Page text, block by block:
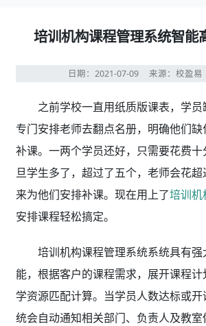
培训机构课程管理系统智能
日期：2021-07-09 来源：校盈
之前学校一直用纸质版课表，学
专门安排老师去翻点名册，明确他们
补课。一两个学员还好，只需要花费
旦学生多了，超过了五个，老师会花
来为他们安排补课。现在用上了培训机
安排课程轻松搞定。
培训机构课程管理系统系统具有
能，根据客户的课程需求，展开课程
学资源匹配计算。当学员人数达标或
统会自动通知相关部门、负责人及教